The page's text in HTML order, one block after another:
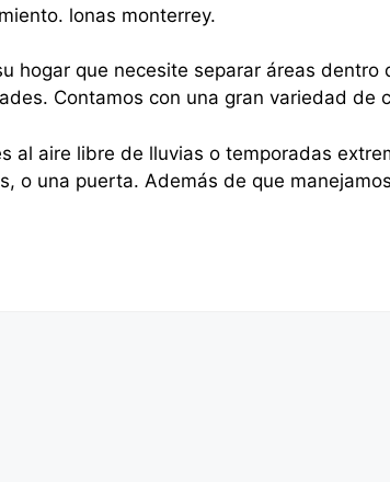
lonas monterrey.
hogar que necesite separar áreas
Contamos con una gran variedad de
al aire libre de lluvias o temporadas
o una puerta. Además de que